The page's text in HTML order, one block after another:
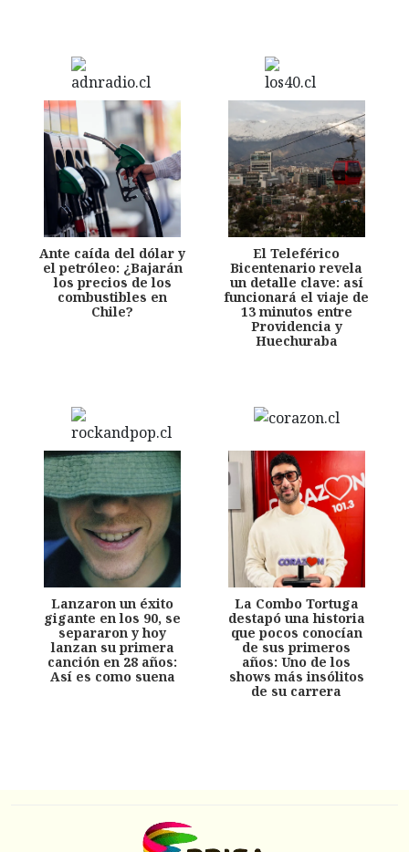
Ante caída del dólar y
el petróleo: ¿Bajarán
los precios de los
combustibles en
Chile?
El Teleférico
Bicentenario revela
un detalle clave: así
funcionará el viaje de
13 minutos entre
Providencia y
Huechuraba
Lanzaron un éxito
gigante en los 90, se
separaron y hoy
lanzan su primera
canción en 28 años:
Así es como suena
La Combo Tortuga
destapó una historia
que pocos conocían
de sus primeros
años: Uno de los
shows más insólitos
de su carrera